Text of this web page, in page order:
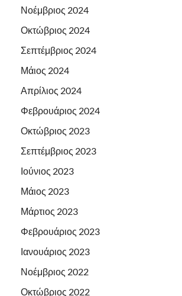
Νοέμβριος 2024
Οκτώβριος 2024
Σεπτέμβριος 2024
Μάιος 2024
Απρίλιος 2024
Φεβρουάριος 2024
Οκτώβριος 2023
Σεπτέμβριος 2023
Ιούνιος 2023
Μάιος 2023
Μάρτιος 2023
Φεβρουάριος 2023
Ιανουάριος 2023
Νοέμβριος 2022
Οκτώβριος 2022